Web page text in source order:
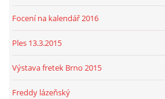
Focení na kalendář 2016
Ples 13.3.2015
Výstava fretek Brno 2015
Freddy lázeňský